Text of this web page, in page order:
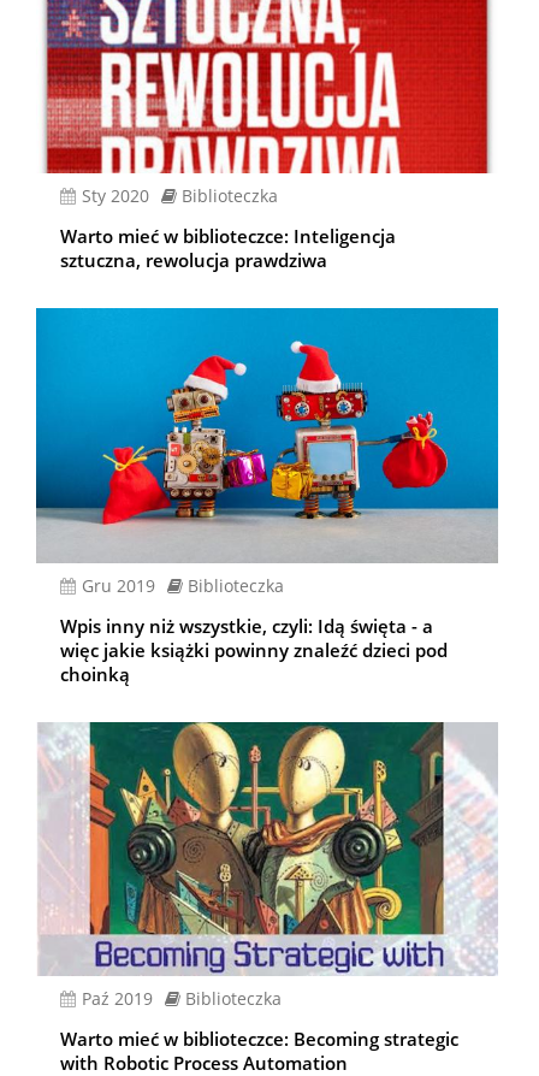
sty 2020 Biblioteczka
Warto mieć w biblioteczce: Inteligencja
sztuczna, rewolucja prawdziwa
gru 2019 Biblioteczka
Wpis inny niż wszystkie, czyli: Idą święta - a
więc jakie książki powinny znaleźć dzieci pod
choinką
paź 2019 Biblioteczka
Warto mieć w biblioteczce: Becoming strategic
with Robotic Process Automation